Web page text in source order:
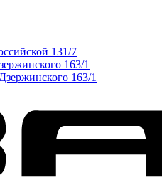
131/7
163/1
163/1